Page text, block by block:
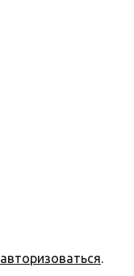
авторизоваться.